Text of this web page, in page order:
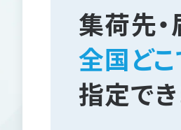
集荷先
全国ど
指定で